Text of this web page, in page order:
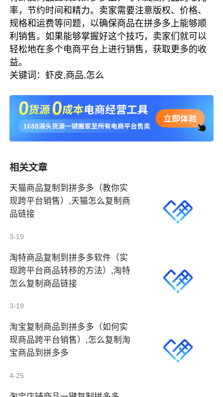
率，节约时间和精力。卖家需要注意版权、价格、
规格和运费等问题，以确保商品在拼多多上能够顺
利销售。如果能够掌握好这个技巧，卖家们就可以
轻松地在多个电商平台上进行销售，获取更多的收
益。
关键词：虾皮,商品,怎么
相关文章
天猫商品复制到拼多多（教你实
现跨平台销售）,天猫怎么复制商
品链接
3-19
淘特商品复制到拼多多软件（实
现跨平台商品转移的方法）,淘特
怎么复制商品链接
3-19
淘宝复制商品到拼多多（如何实
现商品跨平台销售）,怎么复制淘
宝商品到拼多多
4-25